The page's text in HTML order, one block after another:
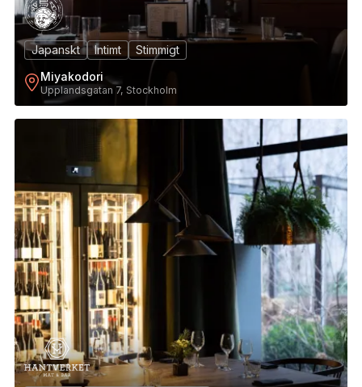
Japanskt Intimt
Stimmigt
Miyakodori
Upplandsgatan 7, Stockholm
3